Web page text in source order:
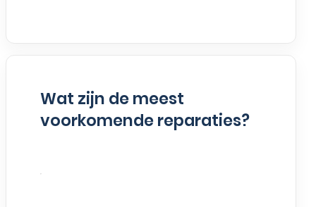
Wat zijn de meest
voorkomende reparaties?